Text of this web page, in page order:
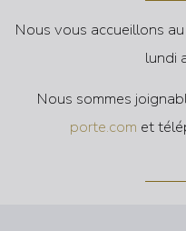
Nous vous accueillons au
lundi
Nous sommes
porte.com et